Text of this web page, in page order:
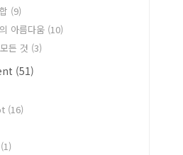
(9)
아름다움 (10)
든 것 (3)
(51)
(16)
(1)